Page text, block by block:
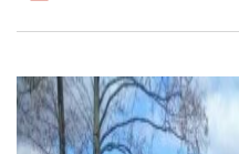
Публікації